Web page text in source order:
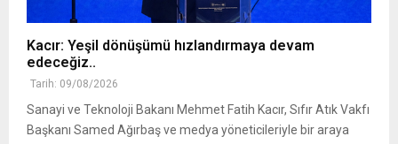
Kacır: Yeşil dönüşümü hızlandırmaya devam
edeceğiz..
Tarih: 09/08/2026
Sanayi ve Teknoloji Bakanı Mehmet Fatih Kacır, Sıfır Atık Vakfı
Başkanı Samed Ağırbaş ve medya yöneticileriyle bir araya